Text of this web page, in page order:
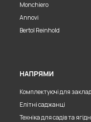
Monchiero
Annovi
Bertol Reinhold
НАПРЯМИ
Комплектуючі для
Елітні саджанці
Техніка для садів та